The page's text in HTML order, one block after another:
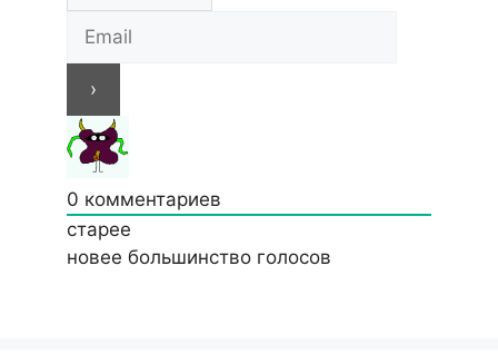
0 комментариев
старее
новее большинство голосов